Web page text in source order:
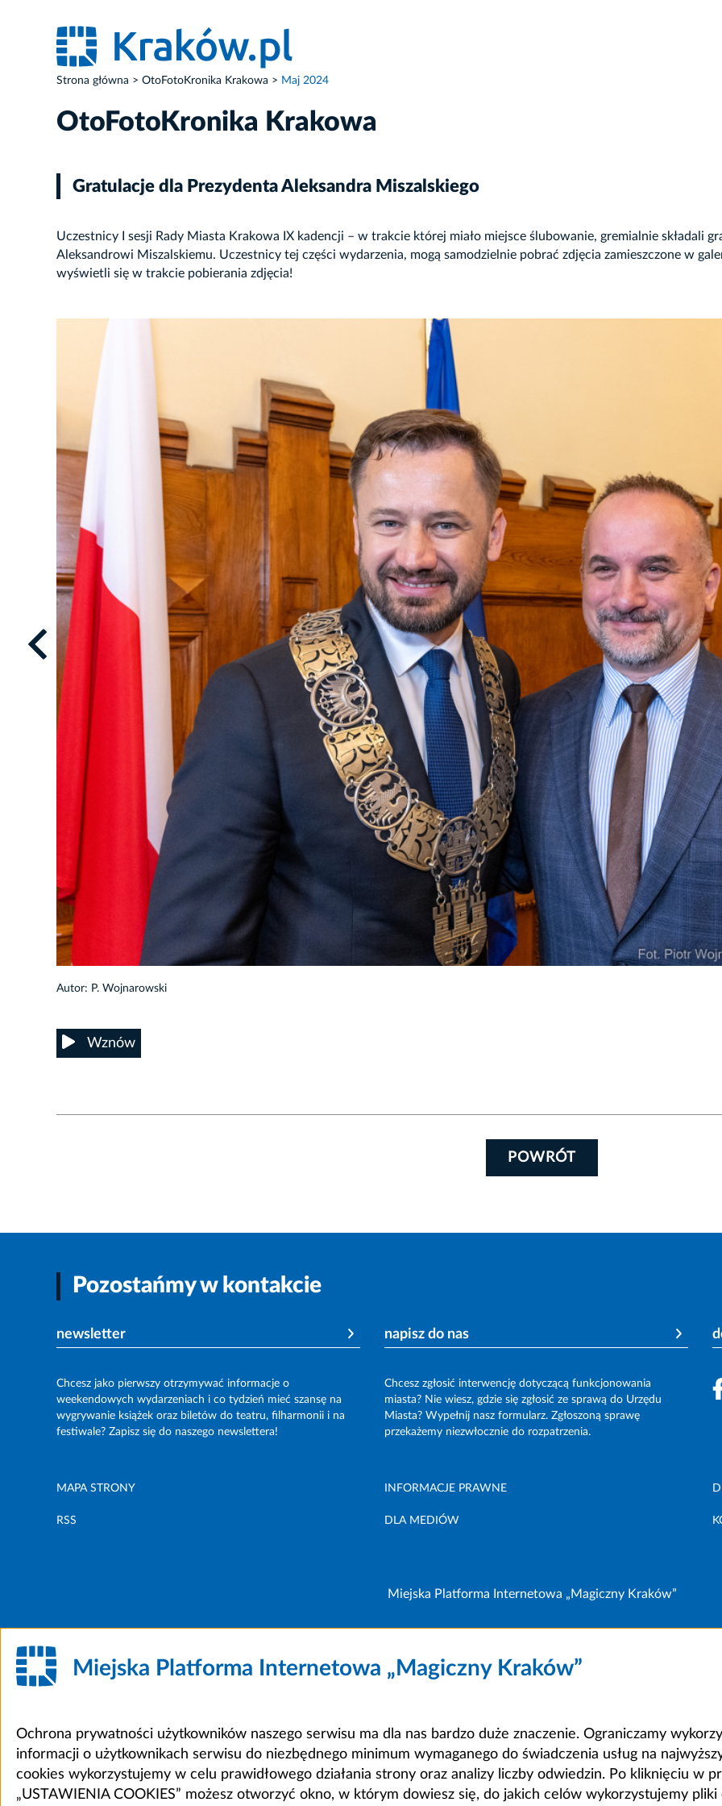
Strona główna OtoFotoKronika Krakowa Maj 2024
OtoFotoKronika Krakowa
Gratulacje dla Prezydenta Aleksandra Miszalskiego
Uczestnicy I sesji Rady Miasta Krakowa IX kadencji – w trakcie której miało miejsce ślubowanie, gremialnie składali
Aleksandrowi Miszalskiemu. Uczestnicy tej części wydarzenia, mogą samodzielnie pobrać zdjęcia zamieszczone w
wyświetli się w trakcie pobierania zdjęcia!
Autor: P. Wojnarowski
Wznów
POWRÓT
Pozostańmy w kontakcie
newsletter
Chcesz jako pierwszy otrzymywać informacje o
weekendowych wydarzeniach i co tydzień mieć szansę na
wygrywanie książek oraz biletów do teatru, filharmonii i na
festiwale? Zapisz się do naszego newslettera!
napisz do nas
Chcesz zgłosić interwencję dotyczącą funkcjonowania
miasta? Nie wiesz, gdzie się zgłosić ze sprawą do Urzędu
Miasta? Wypełnij nasz formularz. Zgłoszoną sprawę
przekażemy niezwłocznie do rozpatrzenia.
MAPA STRONY INFORMACJE PRAWNE
RSS DLA MEDIÓW
Miejska Platforma Internetowa „Magiczny Kraków”
Miejska Platforma Internetowa „Magiczny Kraków”
Ochrona prywatności użytkowników naszego serwisu ma dla nas bardzo duże znaczenie. Ograniczamy
informacji o użytkownikach serwisu do niezbędnego minimum wymaganego do świadczenia usług na
cookies wykorzystujemy w celu prawidłowego działania strony oraz analizy liczby odwiedzin. Po kliknięciu w
„USTAWIENIA COOKIES” możesz otworzyć okno, w którym dowiesz się, do jakich celów wykorzystujemy pliki